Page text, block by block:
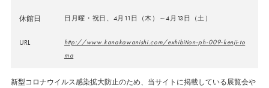
休館日 日月曜・祝日、4月11日（木）～4月13日（土）
URL
http://www.kanakawanishi.com/exhibition-ph-009-kenji-to
ma
新型コロナウイルス感染拡大防止のため、当サイトに掲載している展覧会や